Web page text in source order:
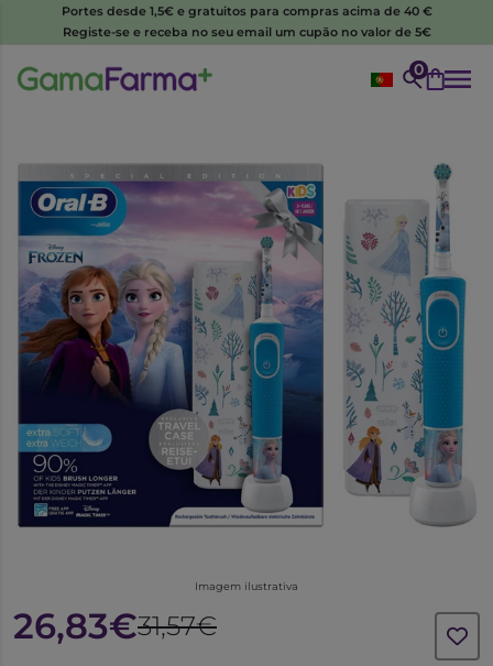
Portes desde 1,5€ e gratuitos para compras acima de 40 €
Registe-se e receba no seu email um cupão no valor de 5€
0
Imagem ilustrativa
26,83€31,57€